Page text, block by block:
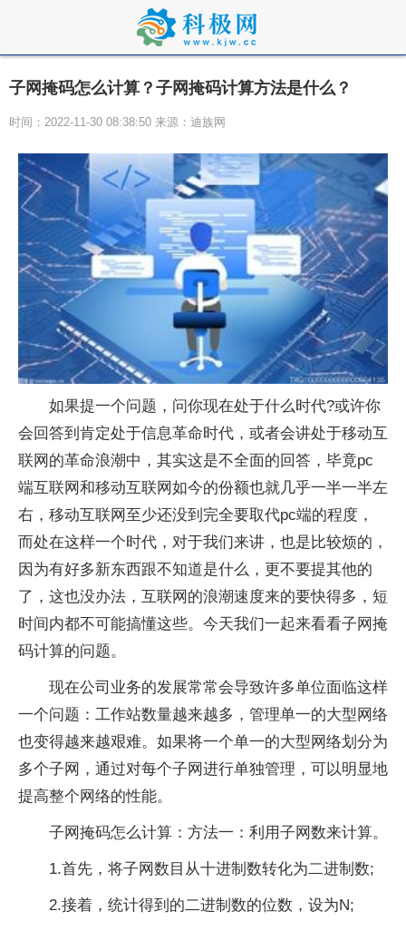
子网掩码怎么计算？子网掩码计算方法是什么？
时间：2022-11-30 08:38:50 来源：迪族网
如果提一个问题，问你现在处于什么时代?或许你
会回答到肯定处于信息革命时代，或者会讲处于移动互
联网的革命浪潮中，其实这是不全面的回答，毕竟pc
端互联网和移动互联网如今的份额也就几乎一半一半左
右，移动互联网至少还没到完全要取代pc端的程度，
而处在这样一个时代，对于我们来讲，也是比较烦的，
因为有好多新东西跟不知道是什么，更不要提其他的
了，这也没办法，互联网的浪潮速度来的要快得多，短
时间内都不可能搞懂这些。今天我们一起来看看子网掩
码计算的问题。
现在公司业务的发展常常会导致许多单位面临这样
一个问题：工作站数量越来越多，管理单一的大型网络
也变得越来越艰难。如果将一个单一的大型网络划分为
多个子网，通过对每个子网进行单独管理，可以明显地
提高整个网络的性能。
子网掩码怎么计算：方法一：利用子网数来计算。
1.首先，将子网数目从十进制数转化为二进制数;
2.接着，统计得到的二进制数的位数，设为N;